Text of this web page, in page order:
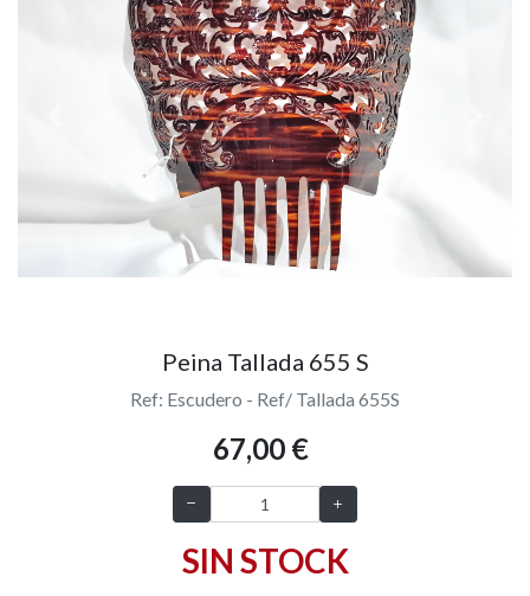
Peina Tallada 655 S
Ref: Escudero - Ref/ Tallada 655S
67,00 €
SIN STOCK